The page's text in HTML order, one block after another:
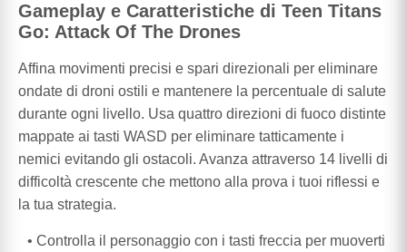
Gameplay e Caratteristiche di Teen Titans
Go: Attack Of The Drones
Affina movimenti precisi e spari direzionali per eliminare
ondate di droni ostili e mantenere la percentuale di salute
durante ogni livello. Usa quattro direzioni di fuoco distinte
mappate ai tasti WASD per eliminare tatticamente i
nemici evitando gli ostacoli. Avanza attraverso 14 livelli di
difficoltà crescente che mettono alla prova i tuoi riflessi e
la tua strategia.
Controlla il personaggio con i tasti freccia per muoverti